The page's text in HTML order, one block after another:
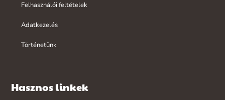
Felhasználói feltételek
Adatkezelés
Történetünk
Hasznos linkek